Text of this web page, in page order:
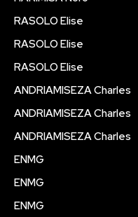
RASOLO Elise
RASOLO Elise
RASOLO Elise
ANDRIAMISEZA Charles
ANDRIAMISEZA Charles
ANDRIAMISEZA Charles
ENMG
ENMG
ENMG